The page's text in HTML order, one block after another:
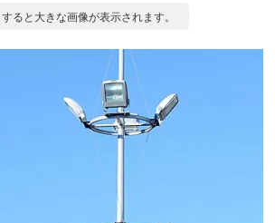
ると大きな画像が表示されます。